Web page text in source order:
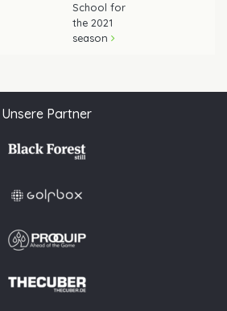
School for
the 2021
season
Unsere Partner